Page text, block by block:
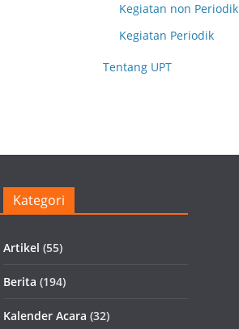
Kegiatan non Periodik
Kegiatan Periodik
Tentang UPT
Kategori
Artikel (55)
Berita (194)
Kalender Acara (32)